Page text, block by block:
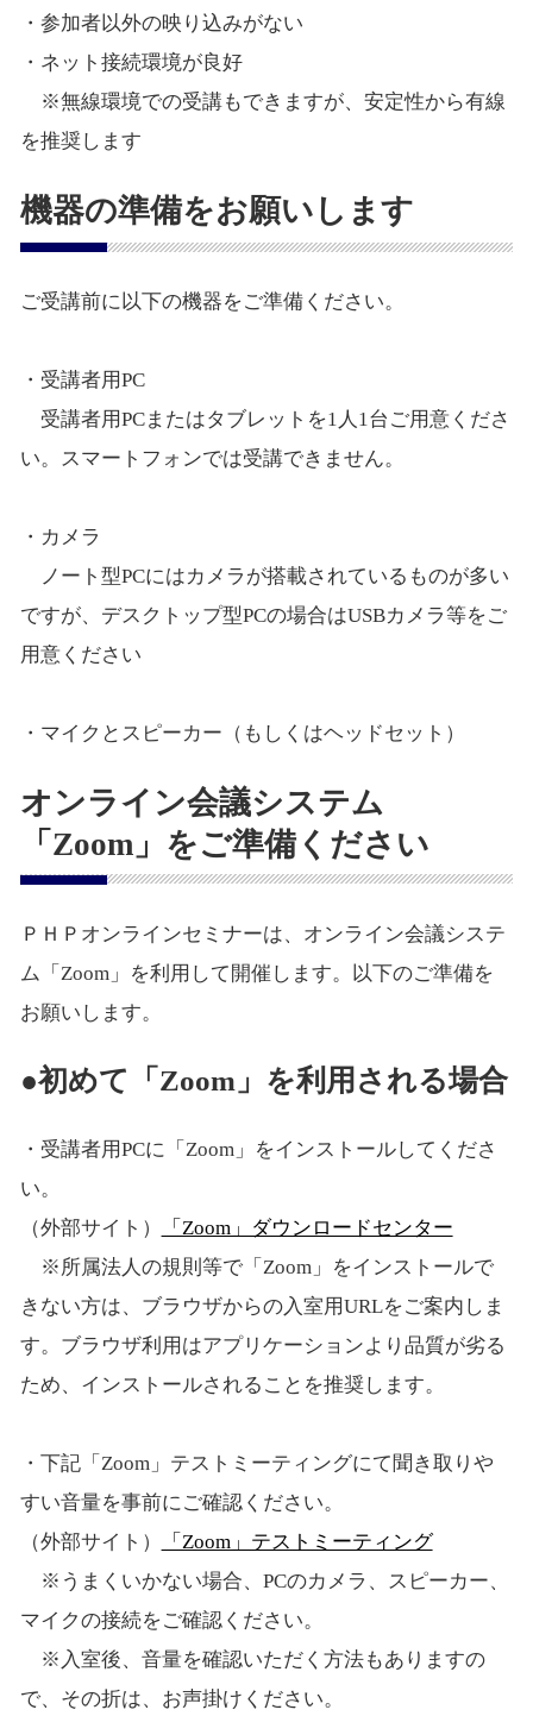
・参加者以外の映り込みがない
・ネット接続環境が良好
※無線環境での受講もできますが、安定性から有線
を推奨します
機器の準備をお願いします
ご受講前に以下の機器をご準備ください。
・受講者用PC
受講者用PCまたはタブレットを1人1台ご用意くださ
い。スマートフォンでは受講できません。
・カメラ
ノート型PCにはカメラが搭載されているものが多い
ですが、デスクトップ型PCの場合はUSBカメラ等をご
用意ください
・マイクとスピーカー（もしくはヘッドセット）
オンライン会議システム
「Zoom」をご準備ください
ＰＨＰオンラインセミナーは、オンライン会議システ
ム「Zoom」を利用して開催します。以下のご準備を
お願いします。
●初めて「Zoom」を利用される場合
・受講者用PCに「Zoom」をインストールしてくださ
い。
（外部サイト）
「Zoom」ダウンロードセンター
※所属法人の規則等で「Zoom」をインストールで
きない方は、ブラウザからの入室用URLをご案内しま
す。ブラウザ利用はアプリケーションより品質が劣る
ため、インストールされることを推奨します。
・下記「Zoom」テストミーティングにて聞き取りや
すい音量を事前にご確認ください。
（外部サイト）
「Zoom」テストミーティング
※うまくいかない場合、PCのカメラ、スピーカー、
マイクの接続をご確認ください。
※入室後、音量を確認いただく方法もありますの
で、その折は、お声掛けください。